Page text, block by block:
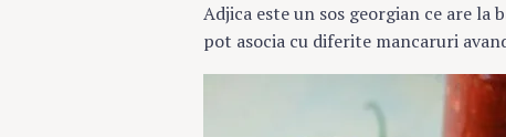
Adjica este un sos georgian ce are la
pot asocia cu diferite mancaruri